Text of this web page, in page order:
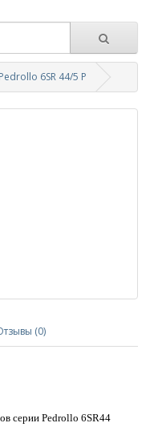
Pedrollo 6SR 44/5 P
(0)
серии Pedrollo 6SR44